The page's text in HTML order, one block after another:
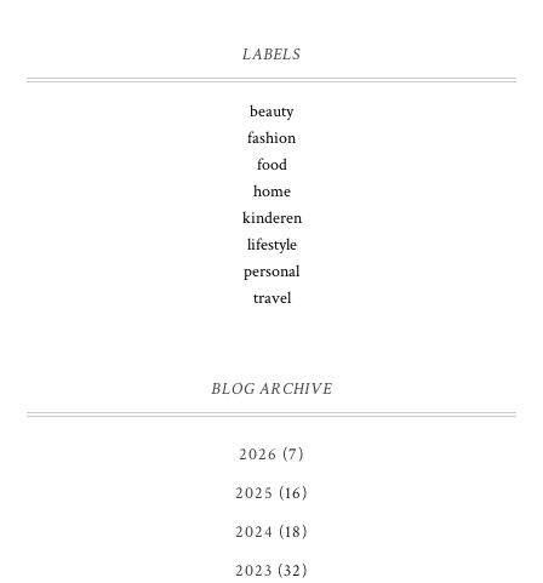
LABELS
beauty
fashion
food
home
kinderen
lifestyle
personal
travel
BLOG ARCHIVE
2026 (7)
2025 (16)
2024 (18)
2023 (32)